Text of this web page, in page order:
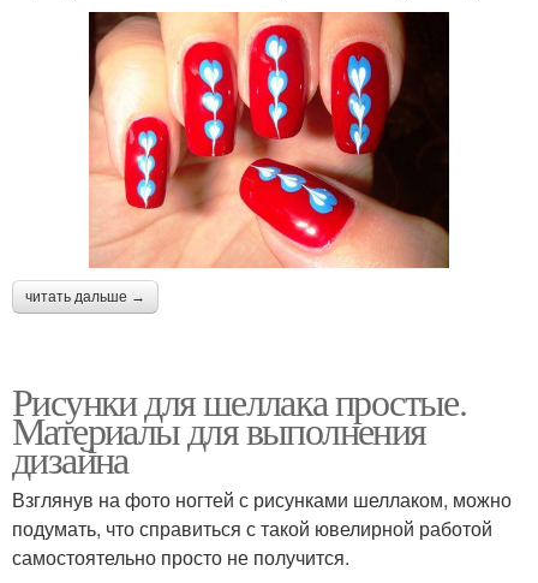
читать дальше →
Рисунки для шеллака простые.
Материалы для выполнения
дизайна
Взглянув на фото ногтей с рисунками шеллаком, можно
подумать, что справиться с такой ювелирной работой
самостоятельно просто не получится.